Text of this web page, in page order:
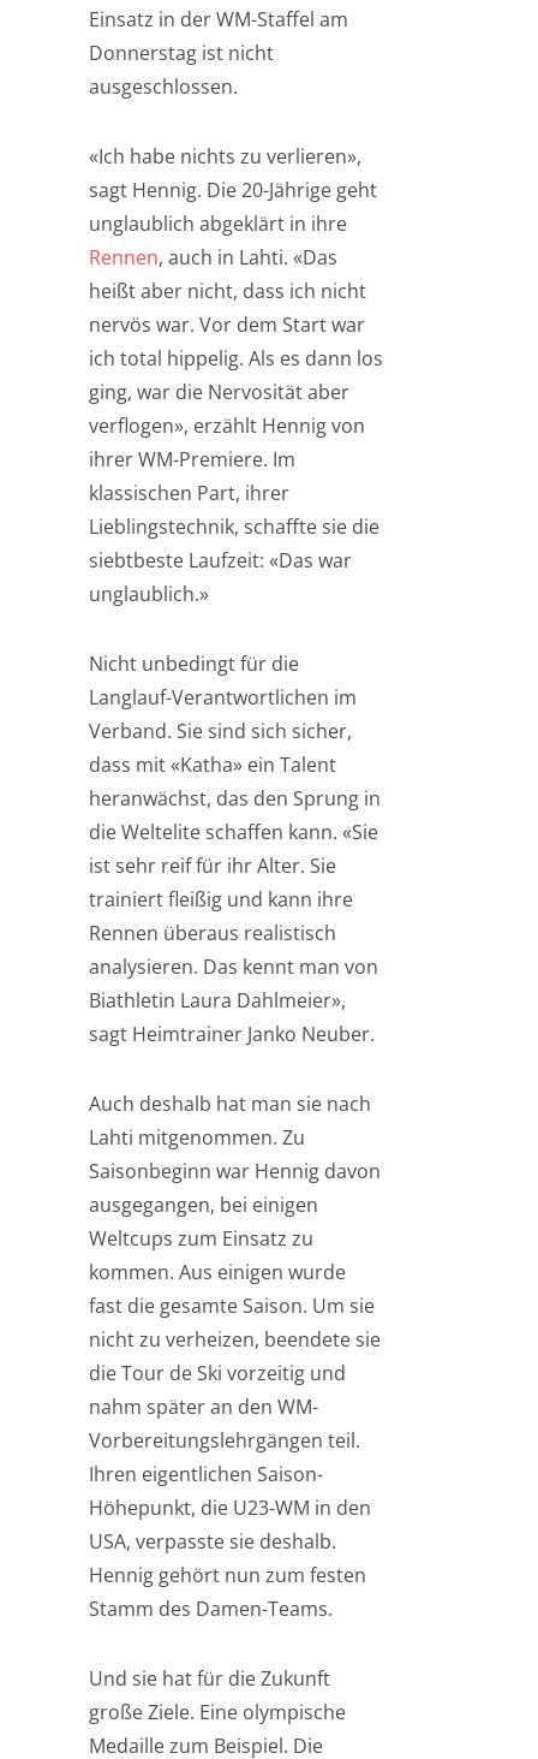
Einsatz in der WM-Staffel am
Donnerstag ist nicht
ausgeschlossen.
«Ich habe nichts zu verlieren»,
sagt Hennig. Die 20-Jährige geht
unglaublich abgeklärt in ihre
Rennen, auch in Lahti. «Das
heißt aber nicht, dass ich nicht
nervös war. Vor dem Start war
ich total hippelig. Als es dann los
ging, war die Nervosität aber
verflogen», erzählt Hennig von
ihrer WM-Premiere. Im
klassischen Part, ihrer
Lieblingstechnik, schaffte sie die
siebtbeste Laufzeit: «Das war
unglaublich.»
Nicht unbedingt für die
Langlauf-Verantwortlichen im
Verband. Sie sind sich sicher,
dass mit «Katha» ein Talent
heranwächst, das den Sprung in
die Weltelite schaffen kann. «Sie
ist sehr reif für ihr Alter. Sie
trainiert fleißig und kann ihre
Rennen überaus realistisch
analysieren. Das kennt man von
Biathletin Laura Dahlmeier»,
sagt Heimtrainer Janko Neuber.
Auch deshalb hat man sie nach
Lahti mitgenommen. Zu
Saisonbeginn war Hennig davon
ausgegangen, bei einigen
Weltcups zum Einsatz zu
kommen. Aus einigen wurde
fast die gesamte Saison. Um sie
nicht zu verheizen, beendete sie
die Tour de Ski vorzeitig und
nahm später an den WM-
Vorbereitungslehrgängen teil.
Ihren eigentlichen Saison-
Höhepunkt, die U23-WM in den
USA, verpasste sie deshalb.
Hennig gehört nun zum festen
Stamm des Damen-Teams.
Und sie hat für die Zukunft
große Ziele. Eine olympische
Medaille zum Beispiel. Die